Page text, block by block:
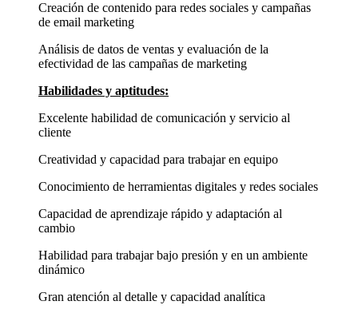
Creación de contenido para redes sociales y campañas
de email marketing
Análisis de datos de ventas y evaluación de la
efectividad de las campañas de marketing
Habilidades y aptitudes:
Excelente habilidad de comunicación y servicio al
cliente
Creatividad y capacidad para trabajar en equipo
Conocimiento de herramientas digitales y redes sociales
Capacidad de aprendizaje rápido y adaptación al
cambio
Habilidad para trabajar bajo presión y en un ambiente
dinámico
Gran atención al detalle y capacidad analítica